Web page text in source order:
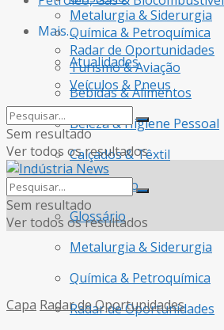
Mais…
Atualidades
Bebidas & Alimentos
Beleza & Higiene Pessoal
Calçados & Têxtil
Construção
Glossário
Metalurgia & Siderurgia
Química & Petroquímica
Radar de Oportunidades
Metalurgia & Siderurgia
Química & Petroquímica
Radar de Oportunidades
Turismo & Aviação
Veículos & Pneus
Sem resultado
Ver todos os resultados
Sem resultado
Ver todos os resultados
Capa Radar de Oportunidades